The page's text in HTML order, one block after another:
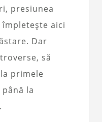
presiunea
împletește aici
Dar
să
primele
la